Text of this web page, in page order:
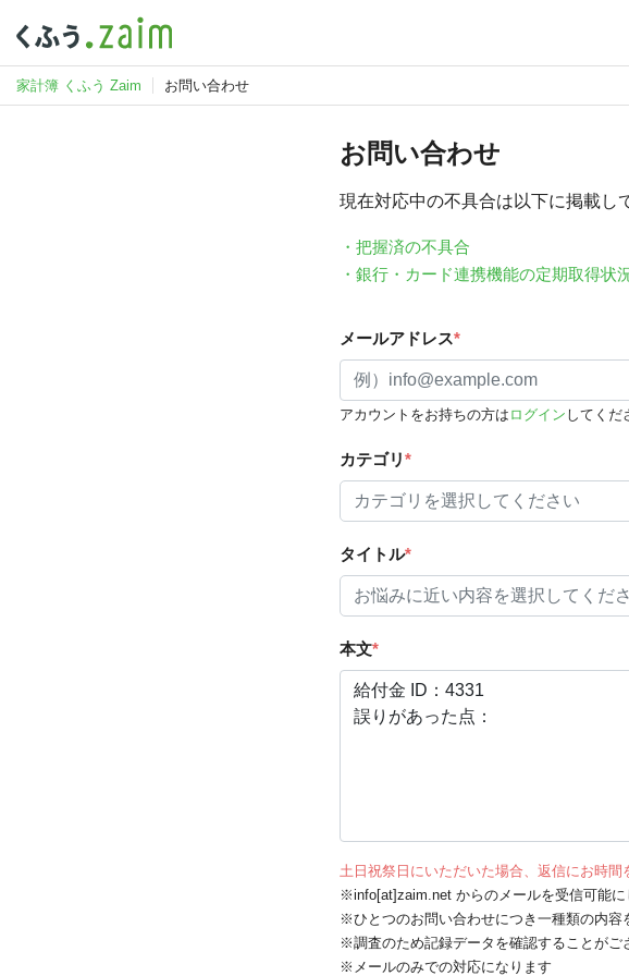
家計簿 くふう Zaim お問い合わせ
お問い合わせ
現在対応中の不具合は以下に掲載し
・把握済の不具合
・銀行・カード連携機能の定期取得状
メールアドレス*
アカウントをお持ちの方は ログイン してくだ
カテゴリ*
タイトル*
本文*
土日祝祭日にいただいた場合、返信にお時間
※info[at]zaim.net からのメールを受信可能に
※ひとつのお問い合わせにつき一種類の内容
※調査のため記録データを確認することがご
※メールのみでの対応になります